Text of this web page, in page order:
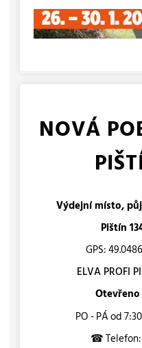
NOVÁ
Výdejní místo,
Pištín
GPS:
ELVA PROFI
PO - PÁ od
☎ Telefon: